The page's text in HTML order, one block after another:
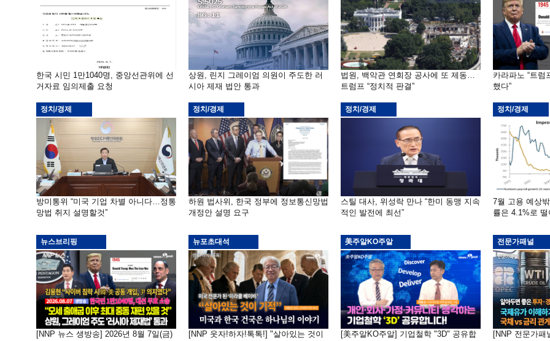
한국 시민 1만1040명, 중앙선관위에 선
거자료 임의제출 요청
상원, 린지 그레이엄 의원이 주도한 러
시아 제재 법안 통과
법원, 백악관 연회장 공사에 또 제동…
트럼프 “정치적 판결”
카라파노 “트럼
했다”
정치/경제
방미통위 “미국 기업 차별 아니다…정통
망법 취지 설명할것”
정치/경제
하원 법사위, 한국 정부에 정보통신망법
개정안 설명 요구
정치/경제
스틸 대사, 위성락 만나 “한미 동맹 지속
적인 발전에 최선”
정치/경제
7월 고용 예상
률은 4.1%로 떨
뉴스브리핑
[NNP 뉴스 생방송] 2026년 8월 7일(금)
뉴포초대석
[NNP 웃자!하자!톡톡!] "살아있는 것이
美주알KO주알
[美주알KO주알] 기업철학 "3D" 공유합
전문가패널
[NNP 전문가패